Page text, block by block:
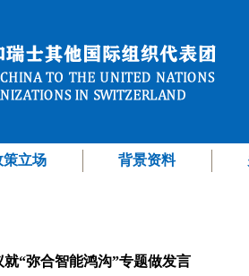
策立场 背景资料
“弥合智能鸿沟”专题做发言